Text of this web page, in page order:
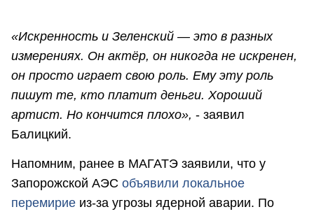
«Искренность и Зеленский — это в разных
измерениях. Он актёр, он никогда не искренен,
он просто играет свою роль. Ему эту роль
пишут те, кто платит деньги. Хороший
артист. Но кончится плохо», - заявил
Балицкий.
Напомним, ранее в МАГАТЭ заявили, что у
Запорожской АЭС объявили локальное
перемирие из-за угрозы ядерной аварии. По